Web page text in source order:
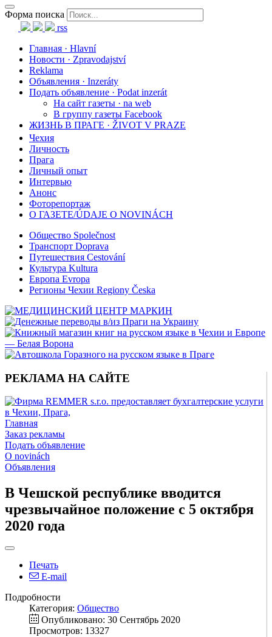
Форма поиска
rss
Главная · Hlavní
Новости · Zpravodajství
Reklama
Объявления · Inzeráty
Подать объявление · Podat inzerát
На сайт газеты · na web
В группу газеты Facebook
ЖИЗНЬ В ПРАГЕ · ŽIVOT V PRAZE
Чехия
Личность
Прага
Личный опыт
Интервью
Анонс
Фоторепортаж
О ГАЗЕТЕ/ÚDAJE O NOVINÁCH
Общество Společnost
Транспорт Doprava
Путешествия Cestování
Культура Kultura
Европа Evropa
Регионы Чехии Regiony Česka
РЕКЛАМА НА САЙТЕ
Главная
Заказ рекламы
Подать объявление
O novinách
Объявления
В Чешской республике вводится
чрезвычайное положение с 5 октября
2020 года
Печать
E-mail
Подробности
Категория: Общество
Опубликовано: 30 Сентябрь 2020
Просмотров: 13327